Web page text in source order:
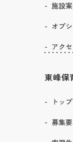
施設
オプ
アク
東峰
トップ
募集